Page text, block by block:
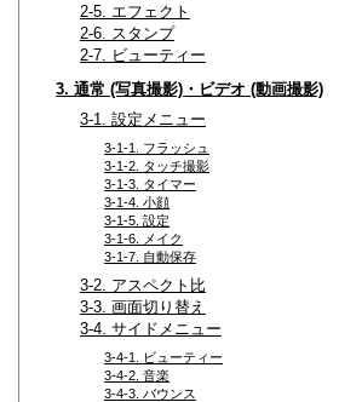
2-5. エフェクト
2-6. スタンプ
2-7. ビューティー
3. 通常 (写真撮影)・ビデオ (動画撮影)
3-1. 設定メニュー
3-1-1. フラッシュ
3-1-2. タッチ撮影
3-1-3. タイマー
3-1-4. 小顔
3-1-5. 設定
3-1-6. メイク
3-1-7. 自動保存
3-2. アスペクト比
3-3. 画面切り替え
3-4. サイドメニュー
3-4-1. ビューティー
3-4-2. 音楽
3-4-3. バウンス